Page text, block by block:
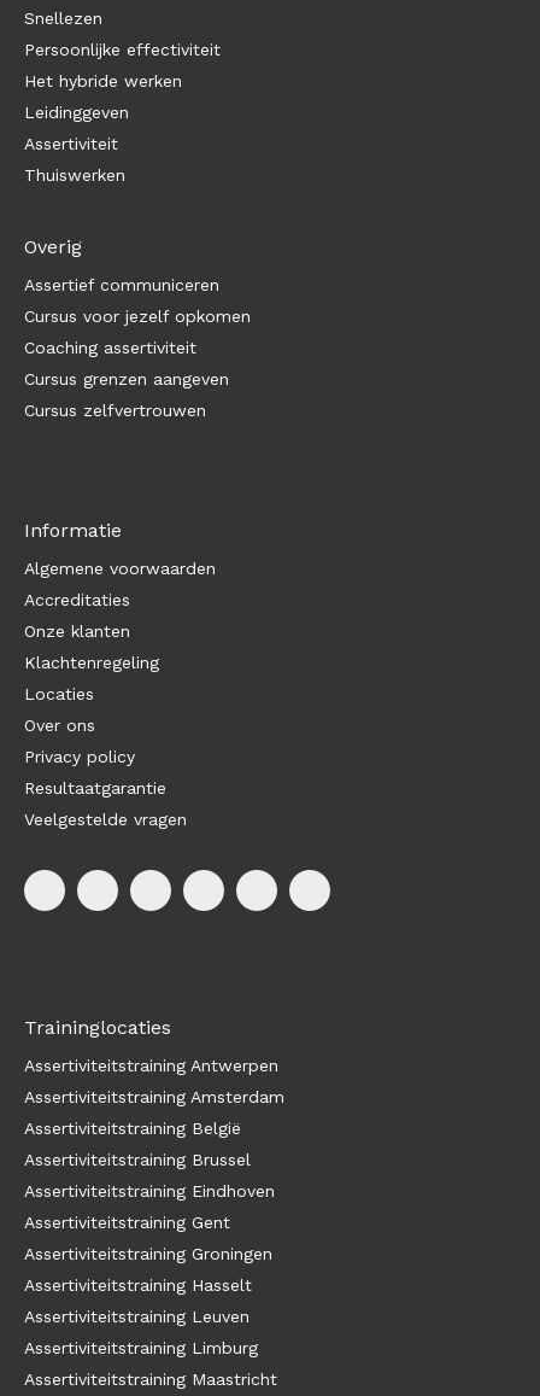
Snellezen
Persoonlijke effectiviteit
Het hybride werken
Leidinggeven
Assertiviteit
Thuiswerken
Overig
Assertief communiceren
Cursus voor jezelf opkomen
Coaching assertiviteit
Cursus grenzen aangeven
Cursus zelfvertrouwen
Informatie
Algemene voorwaarden
Accreditaties
Onze klanten
Klachtenregeling
Locaties
Over ons
Privacy policy
Resultaatgarantie
Veelgestelde vragen
Traininglocaties
Assertiviteitstraining Antwerpen
Assertiviteitstraining Amsterdam
Assertiviteitstraining België
Assertiviteitstraining Brussel
Assertiviteitstraining Eindhoven
Assertiviteitstraining Gent
Assertiviteitstraining Groningen
Assertiviteitstraining Hasselt
Assertiviteitstraining Leuven
Assertiviteitstraining Limburg
Assertiviteitstraining Maastricht